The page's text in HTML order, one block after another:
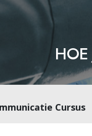
Liefde en Haat –
Wat is Grootheid?
Cursus